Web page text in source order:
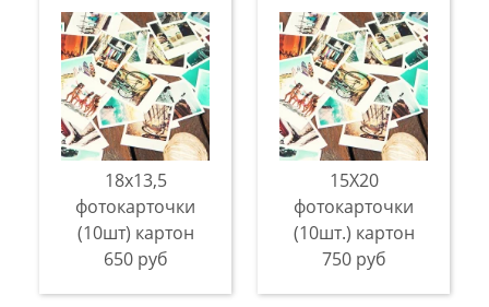
18х13,5
фотокарточки
(10шт) картон
650 руб
15Х20
фотокарточки
(10шт.) картон
750 руб